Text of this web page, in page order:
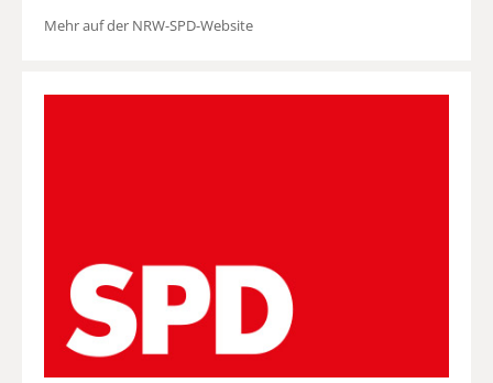
Mehr auf der NRW-SPD-Website